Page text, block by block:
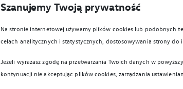
Szanujemy Twoją prywatność
Na stronie internetowej używamy plików cookies lub podobnych
celach analitycznych i statystycznych, dostosowywania strony
Jeżeli wyrażasz zgodę na przetwarzania Twoich danych w
kontynuacji nie akceptując plików cookies, zarządzania